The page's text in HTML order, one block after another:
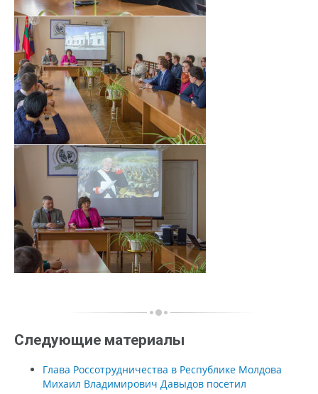
Следующие материалы
Глава Россотрудничества в Республике Молдова
Михаил Владимирович Давыдов посетил